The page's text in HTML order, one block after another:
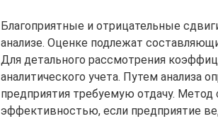
Благоприятные и отрицательные
анализе. Оценке подлежат
Для детального рассмотрения
аналитического учета. Путем анализа
предприятия требуемую отдачу. Метод
эффективностью, если предприятие